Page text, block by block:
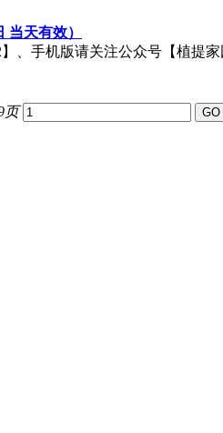
当天有效）
、手机版请关注公众号【植提家
页